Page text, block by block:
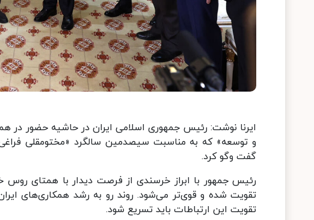
ایرنا نوشت: رئیس جمهوری اسلامی ایران در حاشیه حضور در
و توسعه» که به مناسبت سیصدمین سالگرد «مختومقلی
گفت وگو کرد.
رئیس جمهور با ابراز خرسندی از فرصت دیدار با همتای روس
تقویت شده و قوی‌تر می‌شود. روند رو به رشد همکاری‌های
تقویت این ارتباطات باید تسریع شود.